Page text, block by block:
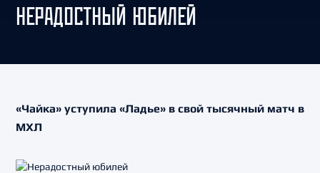
НЕРАДОСТНЫЙ ЮБИЛЕЙ
«Чайка» уступила «Ладье» в свой тысячный матч в
МХЛ